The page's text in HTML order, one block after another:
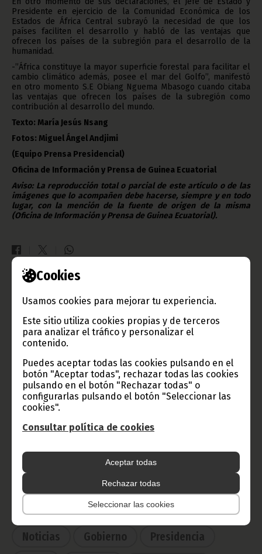
Cookies
Usamos cookies para mejorar tu experiencia.
Este sitio utiliza cookies propias y de terceros
para analizar el tráfico y personalizar el
contenido.
Puedes aceptar todas las cookies pulsando en el
botón "Aceptar todas", rechazar todas las cookies
pulsando en el botón "Rechazar todas" o
configurarlas pulsando el botón "Seleccionar las
cookies".
Consultar política de cookies
Aceptar todas
Rechazar todas
Seleccionar las cookies
Presidente en ejercicio de la Comunidad Económica de los
Estados de África Central subrayó la necesidad de que los
países faciliten el desarrollo y habló de las ventajas que
ofrecen los países de la subregión para el desarrollo de la
humanidad.
-”África constituye la mayor superficie forestal para facilitar el
cambio climático además, posee el mar del Golfo”, manifestó
en otro momento S.E Obiang Nguema Mbasogo cuando citaba
las ventajas que ofrecen los países de la subregión como
contribución al desarrollo del mundo.
Texto: María Jesús Nsang
Fotos: Miguel Ángel Andjimi
(Equipo Prensa Presidencial)
Oficina de Información y Prensa de Guinea Ecuatorial
Aviso: La reproducción total o parcial de este artículo o de las
imágenes que lo acompañen debe hacerse, siempre y en todo
lugar, con la mención de la fuente de origen de la misma
(Oficina de Información y Prensa de Guinea Ecuatorial).
Información de Guinea Ecuatorial
TVGE
Ecuatorial
CATEGORÍAS
Noticias Gobierno
Presidencia